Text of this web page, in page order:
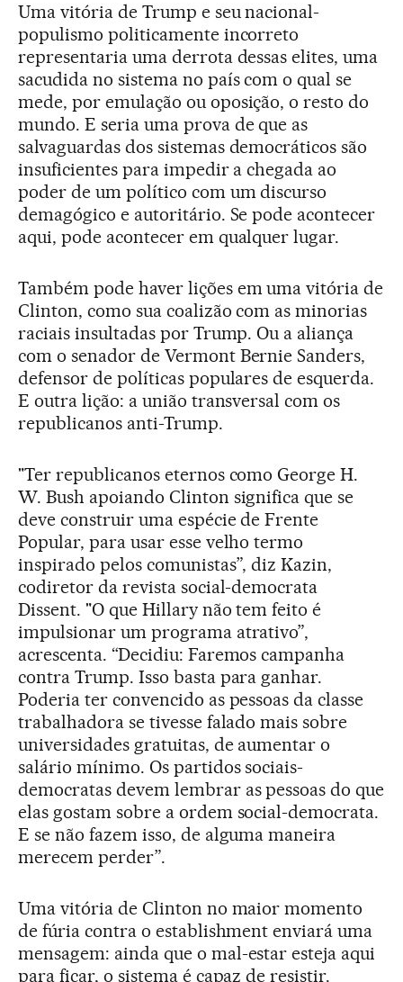
Uma vitória de Trump e seu nacional-
populismo politicamente incorreto
representaria uma derrota dessas elites, uma
sacudida no sistema no país com o qual se
mede, por emulação ou oposição, o resto do
mundo. E seria uma prova de que as
salvaguardas dos sistemas democráticos são
insuficientes para impedir a chegada ao
poder de um político com um discurso
demagógico e autoritário. Se pode acontecer
aqui, pode acontecer em qualquer lugar.
Também pode haver lições em uma vitória de
Clinton, como sua coalizão com as minorias
raciais insultadas por Trump. Ou a aliança
com o senador de Vermont Bernie Sanders,
defensor de políticas populares de esquerda.
E outra lição: a união transversal com os
republicanos anti-Trump.
"Ter republicanos eternos como George H.
W. Bush apoiando Clinton significa que se
deve construir uma espécie de Frente
Popular, para usar esse velho termo
inspirado pelos comunistas”, diz Kazin,
codiretor da revista social-democrata
Dissent. "O que Hillary não tem feito é
impulsionar um programa atrativo”,
acrescenta. “Decidiu: Faremos campanha
contra Trump. Isso basta para ganhar.
Poderia ter convencido as pessoas da classe
trabalhadora se tivesse falado mais sobre
universidades gratuitas, de aumentar o
salário mínimo. Os partidos sociais-
democratas devem lembrar as pessoas do que
elas gostam sobre a ordem social-democrata.
E se não fazem isso, de alguma maneira
merecem perder”.
Uma vitória de Clinton no maior momento
de fúria contra o establishment enviará uma
mensagem: ainda que o mal-estar esteja aqui
para ficar, o sistema é capaz de resistir.